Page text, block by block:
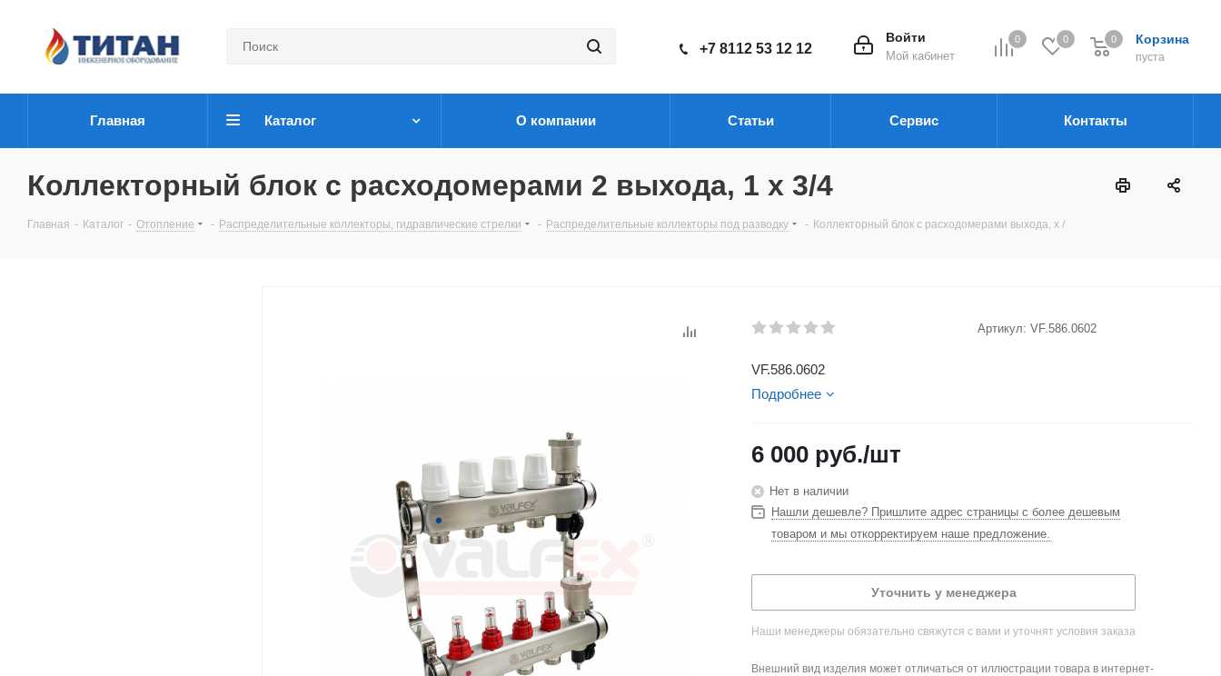
0 0 Корзина
пуста
0
Войти
Мой кабинет
+7 8112 53 12 12
Главная Каталог О компании Статьи Сервис Контакты
Коллекторный блок с расходомерами 2 выхода, 1 x 3/4
Главная - Каталог - Отопление - Распределительные коллекторы, гидравлические стрелки - Распределительные коллекторы под разводку - Коллекторный блок с расходомерами выхода, x /
Артикул: VF.586.0602
VF.586.0602
Подробнее
6 000 руб./шт
Нет в наличии
Нашли дешевле? Пришлите адрес страницы с более дешевым
товаром и мы откорректируем наше предложение.
Уточнить у менеджера
Наши менеджеры обязательно свяжутся с вами и уточнят условия заказа
Внешний вид изделия может отличаться от иллюстрации товара в интернет-